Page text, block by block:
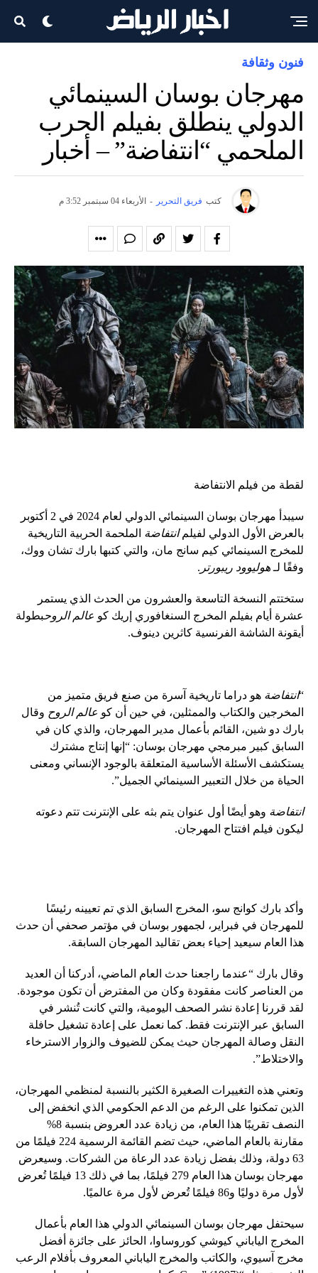
فنون وثقافة
مهرجان بوسان السينمائي
الدولي ينطلق بفيلم الحرب
الملحمي “انتفاضة” – أخبار
كتب فريق التحرير - الأربعاء 04 سبتمبر 3:52 م
لقطة من فيلم الانتفاضة
سيبدأ مهرجان بوسان السينمائي الدولي لعام 2024 في 2 أكتوبر
بالعرض الأول الدولي لفيلمانتفاضة الملحمة الحربية التاريخية
للمخرج السينمائي كيم سانج مان، والتي كتبها بارك تشان ووك،
وفقًا لـ هوليوود ريبورتر .
ستختتم النسخة التاسعة والعشرون من الحدث الذي يستمر
عشرة أيام بفيلم المخرج السنغافوري إريك كو عالم الروحبطولة
أيقونة الشاشة الفرنسية كاثرين دينوف.
“انتفاضة هو دراما تاريخية آسرة من صنع فريق متميز من
المخرجين والكتاب والممثلين، في حين أن كو عالم الروح وقال
بارك دو شين، القائم بأعمال مدير المهرجان، والذي كان في
السابق كبير مبرمجي مهرجان بوسان: “إنها إنتاج مشترك
يستكشف الأسئلة الأساسية المتعلقة بالوجود الإنساني ومعنى
الحياة من خلال التعبير السينمائي الجميل”.
انتفاضة وهو أيضًا أول عنوان يتم بثه على الإنترنت تتم دعوته
ليكون فيلم افتتاح المهرجان.
وأكد بارك كوانج سو، المخرج السابق الذي تم تعيينه رئيسًا
للمهرجان في فبراير، لجمهور بوسان في مؤتمر صحفي أن حدث
هذا العام سيعيد إحياء بعض تقاليد المهرجان السابقة.
وقال بارك “عندما راجعنا حدث العام الماضي، أدركنا أن العديد
من العناصر كانت مفقودة وكان من المفترض أن تكون موجودة.
لقد قررنا إعادة نشر الصحف اليومية، والتي كانت تُنشر في
السابق عبر الإنترنت فقط. كما نعمل على إعادة تشغيل حافلة
النقل وصالة المهرجان حيث يمكن للضيوف والزوار الاسترخاء
والاختلاط”.
وتعني هذه التغييرات الصغيرة الكثير بالنسبة لمنظمي المهرجان،
الذين تمكنوا على الرغم من الدعم الحكومي الذي انخفض إلى
النصف تقريبًا هذا العام، من زيادة عدد العروض بنسبة 8%
مقارنة بالعام الماضي، حيث تضم القائمة الرسمية 224 فيلمًا من
63 دولة، وذلك بفضل زيادة عدد الرعاة من الشركات. وسيعرض
مهرجان بوسان هذا العام 279 فيلمًا، بما في ذلك 13 فيلمًا تُعرض
لأول مرة دوليًا و86 فيلمًا تُعرض لأول مرة عالميًا.
سيحتفل مهرجان بوسان السينمائي الدولي هذا العام بأعمال
المخرج الياباني كيوشي كوروساوا، الحائز على جائزة أفضل
مخرج آسيوي، والكاتب والمخرج الياباني المعروف بأفلام الرعب